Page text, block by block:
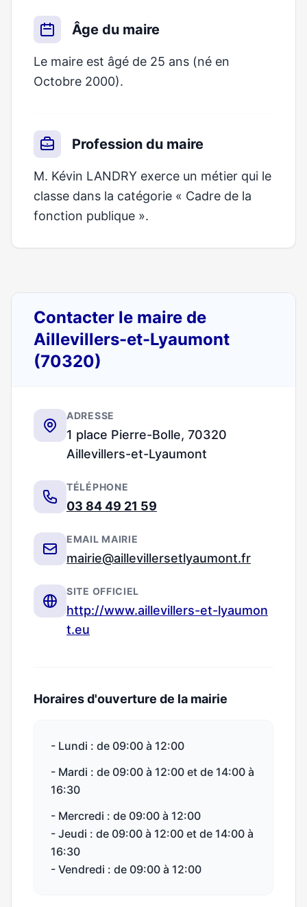
Âge du maire
Le maire est âgé de 25 ans (né en
Octobre 2000).
Profession du maire
M. Kévin LANDRY exerce un métier qui le
classe dans la catégorie « Cadre de la
fonction publique ».
Contacter le maire de
Aillevillers-et-Lyaumont
(70320)
ADRESSE
1 place Pierre-Bolle, 70320
Aillevillers-et-Lyaumont
TÉLÉPHONE
03 84 49 21 59
EMAIL MAIRIE
mairie@aillevillersetlyaumont.fr
SITE OFFICIEL
http://www.aillevillers-et-lyaumon
t.eu
Horaires d'ouverture de la mairie
- Lundi : de 09:00 à 12:00
- Mardi : de 09:00 à 12:00 et de 14:00 à
16:30
- Mercredi : de 09:00 à 12:00
- Jeudi : de 09:00 à 12:00 et de 14:00 à
16:30
- Vendredi : de 09:00 à 12:00